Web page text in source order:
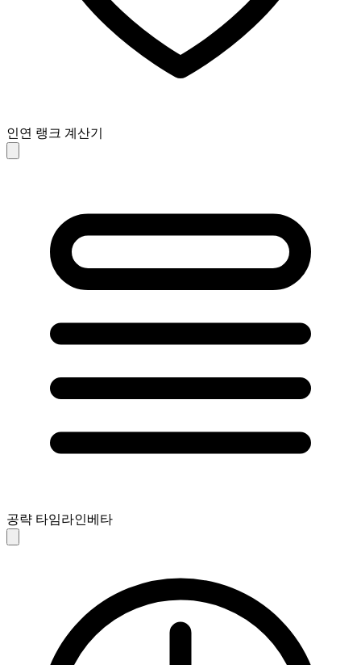
인연 랭크 계산기
공략 타임라인베타